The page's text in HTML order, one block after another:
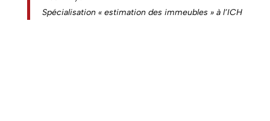
Spécialisation « estimation des immeubles » à l’ICH